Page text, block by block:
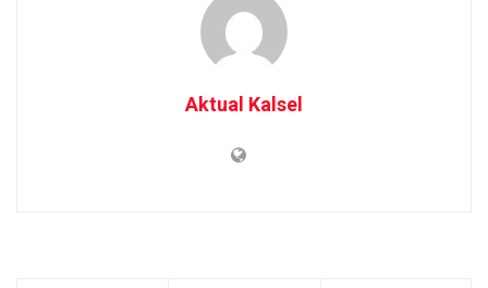
Aktual Kalsel